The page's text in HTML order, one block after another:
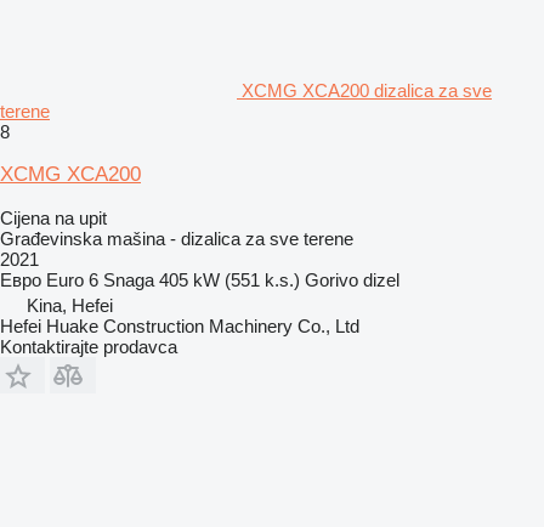
XCMG XCA200 dizalica za sve
terene
8
XCMG XCA200
Cijena na upit
Građevinska mašina - dizalica za sve terene
2021
Евро Euro 6 Snaga 405 kW (551 k.s.) Gorivo dizel
Kina, Hefei
Hefei Huake Construction Machinery Co., Ltd
Kontaktirajte prodavca